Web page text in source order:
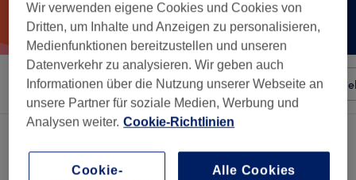
Sortieren nach Besonderheiten Salons
Ein Salon, der anbietet:
Wir verwenden eigene Cookies und Cookies von
Dritten, um Inhalte und Anzeigen zu personalisieren,
Medienfunktionen bereitzustellen und unseren
Datenverkehr zu analysieren. Wir geben auch
Informationen über die Nutzung unserer Webseite an
unsere Partner für soziale Medien, Werbung und
Analysen weiter. Cookie-Richtlinien
Cookie- Alle Cookies